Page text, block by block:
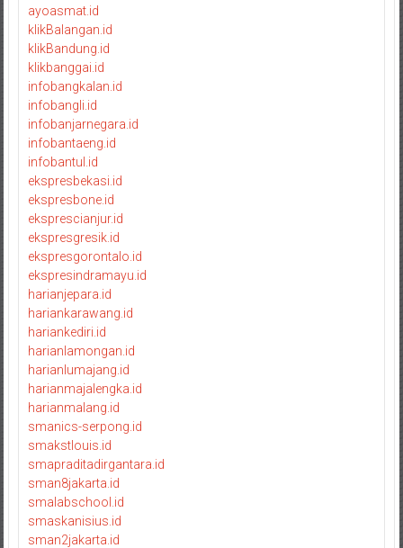
ayoasmat.id
klikBalangan.id
klikBandung.id
klikbanggai.id
infobangkalan.id
infobangli.id
infobanjarnegara.id
infobantaeng.id
infobantul.id
ekspresbekasi.id
ekspresbone.id
eksprescianjur.id
ekspresgresik.id
ekspresgorontalo.id
ekspresindramayu.id
harianjepara.id
hariankarawang.id
hariankediri.id
harianlamongan.id
harianlumajang.id
harianmajalengka.id
harianmalang.id
smanics-serpong.id
smakstlouis.id
smapraditadirgantara.id
sman8jakarta.id
smalabschool.id
smaskanisius.id
sman2jakarta.id